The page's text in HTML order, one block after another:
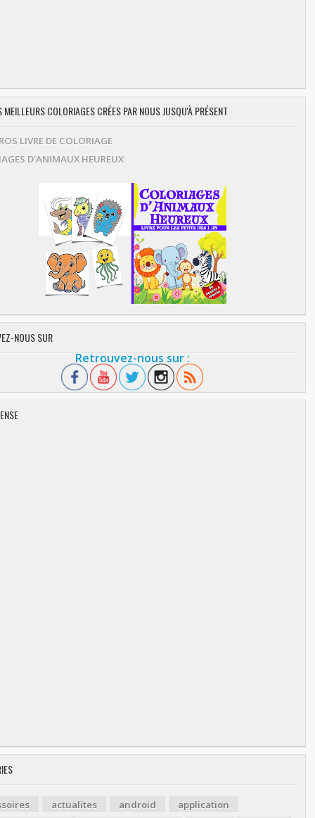
MEILLEURS COLORIAGES CRÉES PAR NOUS JUSQU'À PRÉSENT
LIVRE DE COLORIAGE
D'ANIMAUX HEUREUX
NOUS SUR
Retrouvez-nous sur :
actualites android
application